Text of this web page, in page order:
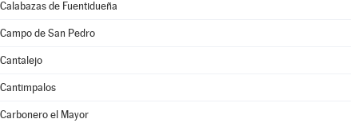
Calabazas de Fuentidueña
Campo de San Pedro
Cantalejo
Cantimpalos
Carbonero el Mayor